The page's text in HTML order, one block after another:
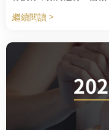
繼續閱讀 >